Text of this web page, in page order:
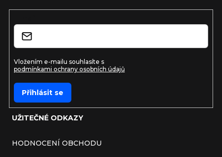
UŽITEČNÉ ODKAZY
HODNOCENÍ OBCHODU
Vložením e-mailu souhlasíte s
podmínkami ochrany osobních údajů
Přihlásit se